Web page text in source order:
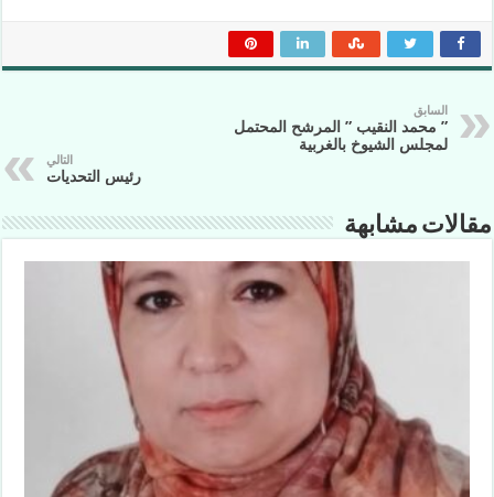
السابق
” محمد النقيب ” المرشح المحتمل
لمجلس الشيوخ بالغربية
التالي
رئيس التحديات
مقالات مشابهة